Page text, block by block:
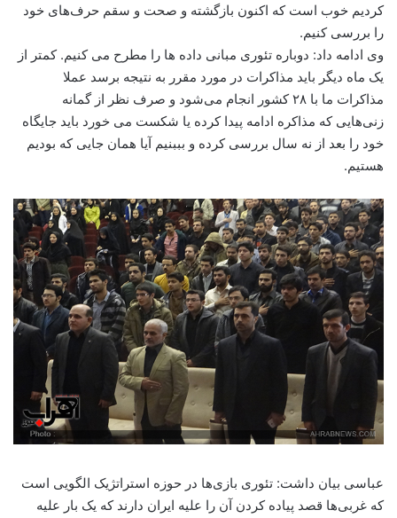
کردیم خوب است که اکنون بازگشته و صحت و سقم حرف‌های خود
را بررسی کنیم.
وی ادامه داد: دوباره تئوری مبانی داده ها را مطرح می کنیم. کمتر از
یک ماه دیگر باید مذاکرات در مورد مقرر به نتیجه برسد عملا
مذاکرات ما با ۲۸ کشور انجام می‌شود و صرف نظر از گمانه
زنی‌هایی که مذاکره ادامه پیدا کرده یا شکست می خورد باید جایگاه
خود را بعد از نه سال بررسی کرده و بببنیم آیا همان جایی که بودیم
هستیم.
عباسی بیان داشت: تئوری بازی‌ها در حوزه استراتژیک الگویی است
که غربی‌ها قصد پیاده کردن آن را علیه ایران دارند که یک بار علیه